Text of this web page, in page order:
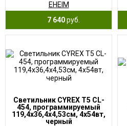
EHEIM
7 640руб.
Светильник CYREX T5 CL-
454, программируемый
119,4х36,4х4,53см, 4х54вт,
черный